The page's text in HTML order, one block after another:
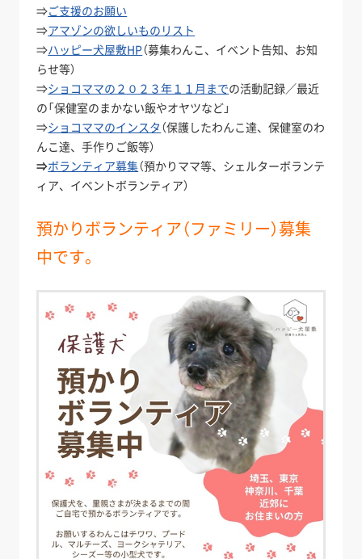
⇒ご支援のお願い
⇒アマゾンの欲しいものリスト
⇒ハッピー犬屋敷HP（募集わんこ、イベント告知、お知
らせ等）
⇒ショコママの２０２３年１１月までの活動記録／最近
の「保健室のまかない飯やオヤツなど」
⇒ショコママのインスタ （保護したわんこ達、保健室のわ
んこ達、手作りご飯等）
⇒ボランティア募集（預かりママ等、シェルターボランテ
ィア、イベントボランティア）
預かりボランティア（ファミリー）募集
中です。